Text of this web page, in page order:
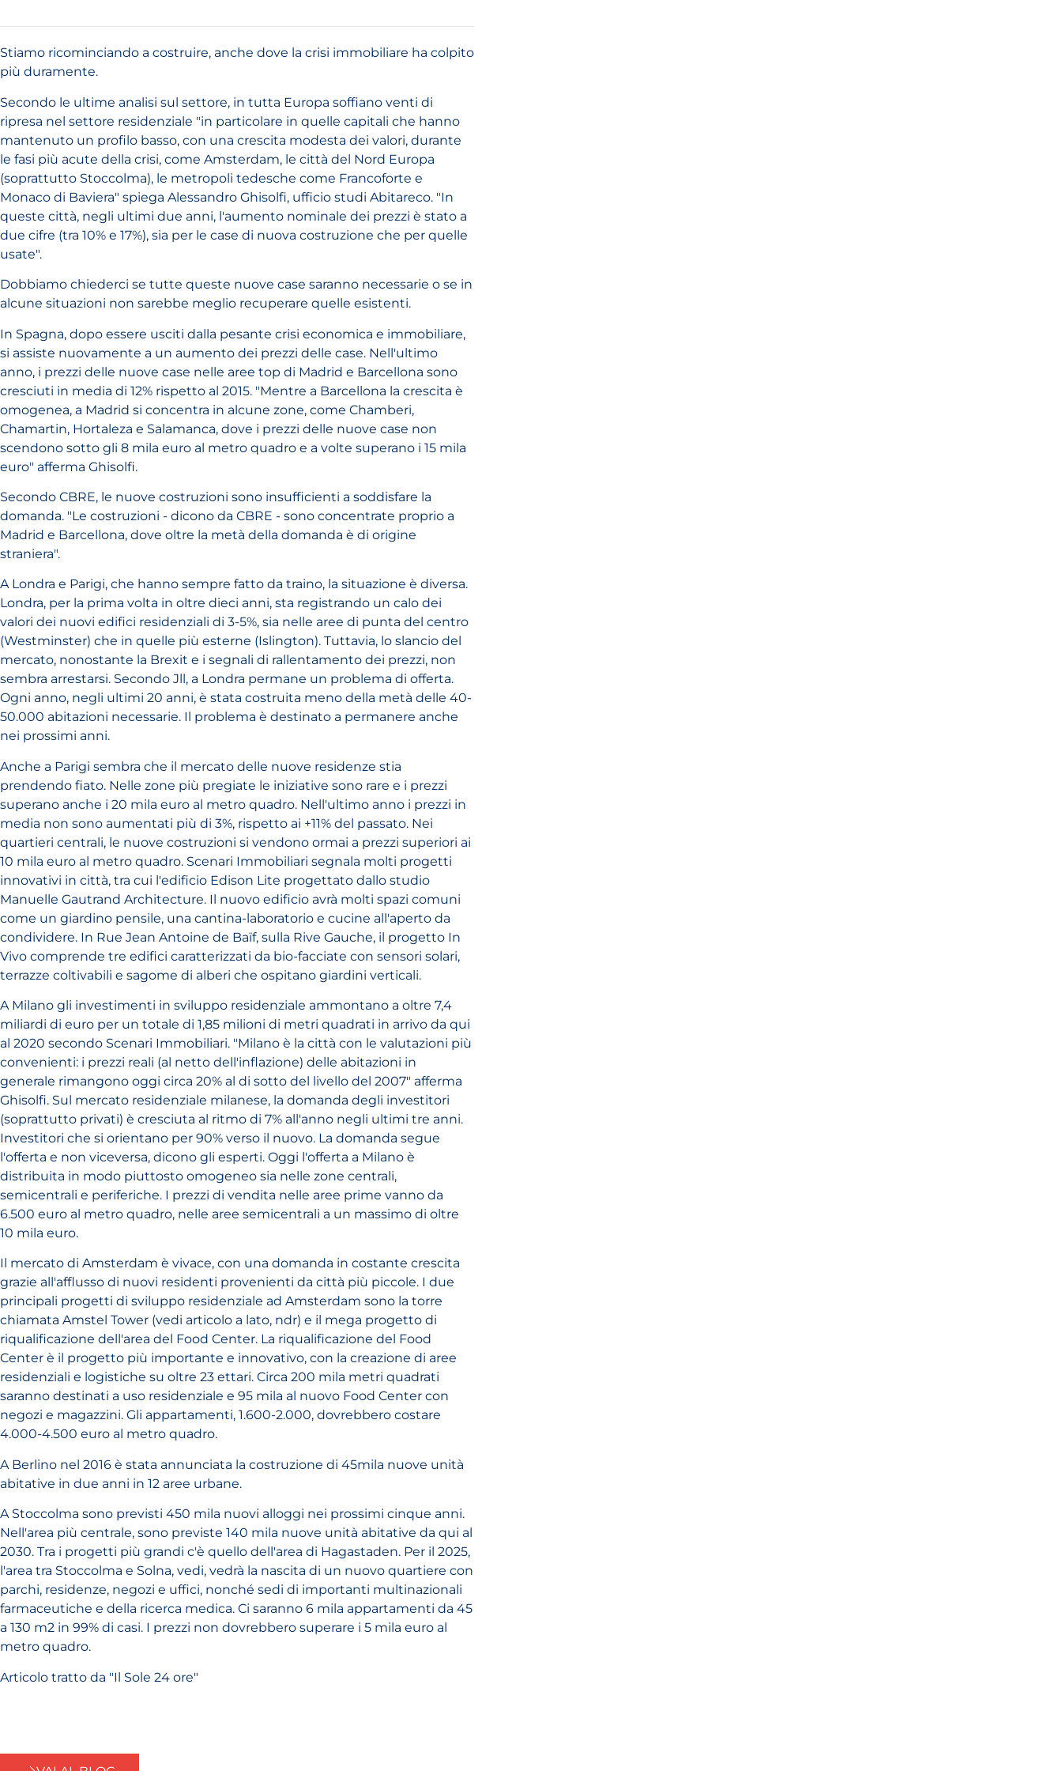
Stiamo ricominciando a costruire, anche dove la crisi immobiliare ha colpito
più duramente.
Secondo le ultime analisi sul settore, in tutta Europa soffiano venti di
ripresa nel settore residenziale "in particolare in quelle capitali che hanno
mantenuto un profilo basso, con una crescita modesta dei valori, durante
le fasi più acute della crisi, come Amsterdam, le città del Nord Europa
(soprattutto Stoccolma), le metropoli tedesche come Francoforte e
Monaco di Baviera" spiega Alessandro Ghisolfi, ufficio studi Abitareco. "In
queste città, negli ultimi due anni, l'aumento nominale dei prezzi è stato a
due cifre (tra 10% e 17%), sia per le case di nuova costruzione che per quelle
usate".
Dobbiamo chiederci se tutte queste nuove case saranno necessarie o se in
alcune situazioni non sarebbe meglio recuperare quelle esistenti.
In Spagna, dopo essere usciti dalla pesante crisi economica e immobiliare,
si assiste nuovamente a un aumento dei prezzi delle case. Nell'ultimo
anno, i prezzi delle nuove case nelle aree top di Madrid e Barcellona sono
cresciuti in media di 12% rispetto al 2015. "Mentre a Barcellona la crescita è
omogenea, a Madrid si concentra in alcune zone, come Chamberi,
Chamartin, Hortaleza e Salamanca, dove i prezzi delle nuove case non
scendono sotto gli 8 mila euro al metro quadro e a volte superano i 15 mila
euro" afferma Ghisolfi.
Secondo CBRE, le nuove costruzioni sono insufficienti a soddisfare la
domanda. "Le costruzioni - dicono da CBRE - sono concentrate proprio a
Madrid e Barcellona, dove oltre la metà della domanda è di origine
straniera".
A Londra e Parigi, che hanno sempre fatto da traino, la situazione è diversa.
Londra, per la prima volta in oltre dieci anni, sta registrando un calo dei
valori dei nuovi edifici residenziali di 3-5%, sia nelle aree di punta del centro
(Westminster) che in quelle più esterne (Islington). Tuttavia, lo slancio del
mercato, nonostante la Brexit e i segnali di rallentamento dei prezzi, non
sembra arrestarsi. Secondo Jll, a Londra permane un problema di offerta.
Ogni anno, negli ultimi 20 anni, è stata costruita meno della metà delle 40-
50.000 abitazioni necessarie. Il problema è destinato a permanere anche
nei prossimi anni.
Anche a Parigi sembra che il mercato delle nuove residenze stia
prendendo fiato. Nelle zone più pregiate le iniziative sono rare e i prezzi
superano anche i 20 mila euro al metro quadro. Nell'ultimo anno i prezzi in
media non sono aumentati più di 3%, rispetto ai +11% del passato. Nei
quartieri centrali, le nuove costruzioni si vendono ormai a prezzi superiori ai
10 mila euro al metro quadro. Scenari Immobiliari segnala molti progetti
innovativi in città, tra cui l'edificio Edison Lite progettato dallo studio
Manuelle Gautrand Architecture. Il nuovo edificio avrà molti spazi comuni
come un giardino pensile, una cantina-laboratorio e cucine all'aperto da
condividere. In Rue Jean Antoine de Baïf, sulla Rive Gauche, il progetto In
Vivo comprende tre edifici caratterizzati da bio-facciate con sensori solari,
terrazze coltivabili e sagome di alberi che ospitano giardini verticali.
A Milano gli investimenti in sviluppo residenziale ammontano a oltre 7,4
miliardi di euro per un totale di 1,85 milioni di metri quadrati in arrivo da qui
al 2020 secondo Scenari Immobiliari. "Milano è la città con le valutazioni più
convenienti: i prezzi reali (al netto dell'inflazione) delle abitazioni in
generale rimangono oggi circa 20% al di sotto del livello del 2007" afferma
Ghisolfi. Sul mercato residenziale milanese, la domanda degli investitori
(soprattutto privati) è cresciuta al ritmo di 7% all'anno negli ultimi tre anni.
Investitori che si orientano per 90% verso il nuovo. La domanda segue
l'offerta e non viceversa, dicono gli esperti. Oggi l'offerta a Milano è
distribuita in modo piuttosto omogeneo sia nelle zone centrali,
semicentrali e periferiche. I prezzi di vendita nelle aree prime vanno da
6.500 euro al metro quadro, nelle aree semicentrali a un massimo di oltre
10 mila euro.
Il mercato di Amsterdam è vivace, con una domanda in costante crescita
grazie all'afflusso di nuovi residenti provenienti da città più piccole. I due
principali progetti di sviluppo residenziale ad Amsterdam sono la torre
chiamata Amstel Tower (vedi articolo a lato, ndr) e il mega progetto di
riqualificazione dell'area del Food Center. La riqualificazione del Food
Center è il progetto più importante e innovativo, con la creazione di aree
residenziali e logistiche su oltre 23 ettari. Circa 200 mila metri quadrati
saranno destinati a uso residenziale e 95 mila al nuovo Food Center con
negozi e magazzini. Gli appartamenti, 1.600-2.000, dovrebbero costare
4.000-4.500 euro al metro quadro.
A Berlino nel 2016 è stata annunciata la costruzione di 45mila nuove unità
abitative in due anni in 12 aree urbane.
A Stoccolma sono previsti 450 mila nuovi alloggi nei prossimi cinque anni.
Nell'area più centrale, sono previste 140 mila nuove unità abitative da qui al
2030. Tra i progetti più grandi c'è quello dell'area di Hagastaden. Per il 2025,
l'area tra Stoccolma e Solna, vedi, vedrà la nascita di un nuovo quartiere con
parchi, residenze, negozi e uffici, nonché sedi di importanti multinazionali
farmaceutiche e della ricerca medica. Ci saranno 6 mila appartamenti da 45
a 130 m2 in 99% di casi. I prezzi non dovrebbero superare i 5 mila euro al
metro quadro.
Articolo tratto da "Il Sole 24 ore"